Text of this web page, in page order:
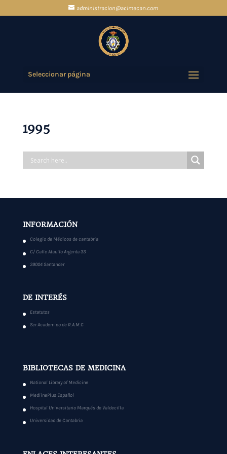
administracion@acimecan.com
Seleccionar página
1995
INFORMACIÓN
Colegio de Médicos de cantabria
C/ Calle Ataulfo Argenta 33
39004 Santander
DE INTERÉS
Estatutos
Ser Academico de R.A.M.C
BIBLIOTECAS DE MEDICINA
National Library of Medicine
MedlinePlus Español
Hospital Universitario Marqués de Valdecilla
Universidad de Cantabria